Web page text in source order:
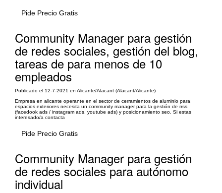
Pide Precio Gratis
Community Manager para gestión
de redes sociales, gestión del blog,
tareas de para menos de 10
empleados
Publicado el 12-7-2021 en Alicante/Alacant (Alacant/Alicante)
Empresa en alicante operante en el sector de cerramientos de aluminio para
espacios exteriores necesita un community manager para la gestión de rrss
(facedook ads / instagram ads, youtube ads) y posicionamiento seo. Si estas
interesado/a contacta
Pide Precio Gratis
Community Manager para gestión
de redes sociales para autónomo
individual